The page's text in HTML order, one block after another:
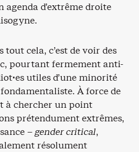
agenda d’extrême droite
cela, c’est de voir des
pourtant fermement anti-
utiles d’une minorité
À force de
à chercher un point
prétendument extrêmes,
–gender critical,
résolument